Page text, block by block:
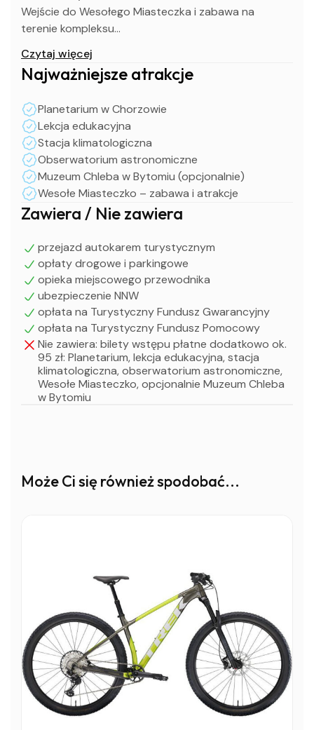
Wejście do Wesołego Miasteczka i zabawa na
terenie kompleksu
Powyższy program jest ramowy i może ulegać
zmianom w zależności od potrzeb grupy.
Czytaj więcej
Najważniejsze atrakcje
Planetarium w Chorzowie
Lekcja edukacyjna
Stacja klimatologiczna
Obserwatorium astronomiczne
Muzeum Chleba w Bytomiu (opcjonalnie)
Wesołe Miasteczko – zabawa i atrakcje
Zawiera / Nie zawiera
przejazd autokarem turystycznym
opłaty drogowe i parkingowe
opieka miejscowego przewodnika
ubezpieczenie NNW
opłata na Turystyczny Fundusz Gwarancyjny
opłata na Turystyczny Fundusz Pomocowy
Nie zawiera: bilety wstępu płatne dodatkowo ok.
95 zł: Planetarium, lekcja edukacyjna, stacja
klimatologiczna, obserwatorium astronomiczne,
Wesołe Miasteczko, opcjonalnie Muzeum Chleba
w Bytomiu
Może Ci się również spodobać...